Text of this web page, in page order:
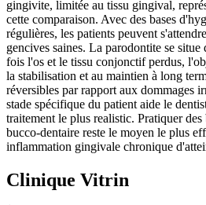
gingivite, limitée au tissu gingival,
cette comparaison. Avec des bases
régulières, les patients peuvent
gencives saines. La parodontite se
fois l'os et le tissu conjonctif perdus,
la stabilisation et au maintien à long
réversibles par rapport aux dommages
stade spécifique du patient aide le
traitement le plus realistic. Pratiquer des
bucco-dentaire reste le moyen le plus
inflammation gingivale chronique
Clinique Vitrin